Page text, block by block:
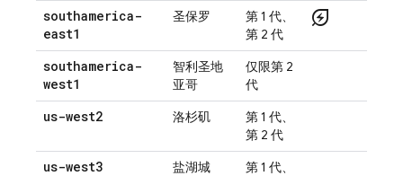
southamerica-
east1
圣保罗
第 1 代、
第 2 代
energy_savings_leaf
southamerica-
west1
智利圣地
亚哥
仅限第 2
代
us-west2 洛杉矶
第 1 代、
第 2 代
us-west3 盐湖城
第 1 代、